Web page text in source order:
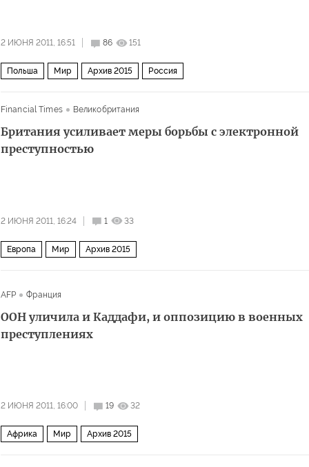
2 ИЮНЯ 2011, 16:51 86 151
Польша Мир Архив 2015 Россия
Financial Times Великобритания
Британия усиливает меры борьбы с электронной
преступностью
2 ИЮНЯ 2011, 16:24 1 33
Европа Мир Архив 2015
AFP Франция
ООН уличила и Каддафи, и оппозицию в военных
преступлениях
2 ИЮНЯ 2011, 16:00 19 32
Африка Мир Архив 2015